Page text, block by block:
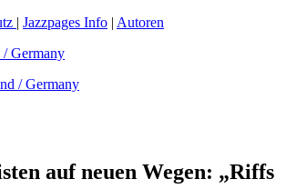
| Jazzpages Info | Autoren
/ Germany
auf neuen Wegen: „Riffs